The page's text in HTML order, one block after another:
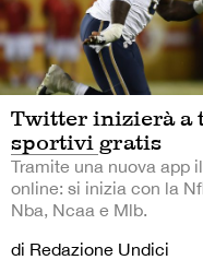
Twitter inizierà a
sportivi gratis
Tramite una nuova app
online: si inizia con la
Nba, Ncaa e Mlb.
di Redazione Undici